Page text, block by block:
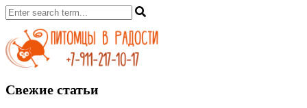
Свежие статьи